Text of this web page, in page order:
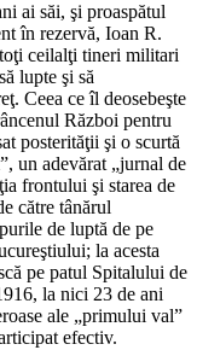
ai săi, şi proaspătul
în rezervă, Ioan R.
ceilalţi tineri militari
lupte şi să
Ceea ce îl deosebeşte
Război pentru
posterităţii şi o scurtă
un adevărat „jurnal de
frontului şi starea de
către tânărul
de luptă de pe
la acesta
pe patul Spitalului de
la nici 23 de ani
ale „primului val”
efectiv.